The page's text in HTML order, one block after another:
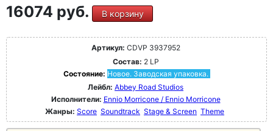
16074 руб. В корзину
Артикул: CDVP 3937952
Состав: 2 LP
Состояние: Новое. Заводская упаковка.
Лейбл: Abbey Road Studios
Исполнители: Ennio Morricone / Ennio Morricone
Жанры: Score Soundtrack Stage & Screen Theme